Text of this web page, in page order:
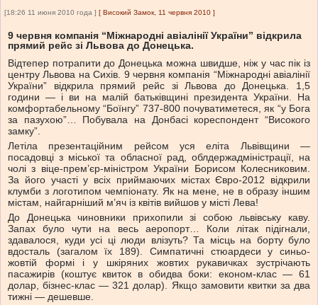
[18:26 11 июня 2010 года ] [ Високий Замок, 11 червня 2010 ]
9 червня компанія “Міжнародні авіалінії України” відкрила
прямий рейс зі Львова до Донецька.
Відтепер потрапити до Донецька можна швидше, ніж у час пік із
центру Львова на Сихів. 9 червня компанія “Міжнародні авіалінії
України” відкрила прямий рейс зі Львова до Донецька. 1,5
години — і ви на малій батьківщині президента України. На
комфортабельному “Боїнгу” 737-800 почуватиметеся, як “у Бога
за пазухою”… Побувала на Донбасі кореспондент “Високого
замку”.
Летіла презентаційним рейсом уся еліта Львівщини —
посадовці з міської та обласної рад, облдержадміністрації, на
чолі з віце-прем’єр-міністром України Борисом Колесниковим.
За його участі у всіх приймаючих містах Євро-2012 відкрили
клумби з логотипом чемпіонату. Як на мене, не в образу іншим
містам, найгарніший м’яч із квітів вийшов у місті Лева!
До Донецька чиновники прихопили зі собою львівську каву.
Запах було чути на весь аеропорт… Коли літак підігнали,
здавалося, куди усі ці люди влізуть? Та місць на борту було
вдосталь (загалом їх 189). Симпатичні стюардеси у синьо-
жовтій формі і у шкіряних жовтих рукавичках зустрічають
пасажирів (коштує квиток в обидва боки: економ-клас — 61
долар, бізнес-клас — 321 долар). Якщо замовити квитки за два
тижні — дешевше.